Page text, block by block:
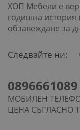
ХОП Мебели е
годишна история в продажбата на мебели, кухни,
обзавеждане за
Следвайте ни:
0896661089
МОБИЛЕН
ЦЕНА СЪГЛАСНО